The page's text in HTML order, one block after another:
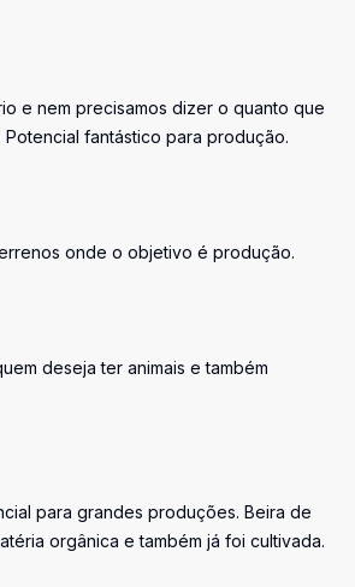
e nem precisamos dizer o quanto que
fantástico para produção.
onde o objetivo é produção.
deseja ter animais e também
para grandes produções. Beira de
orgânica e também já foi cultivada.